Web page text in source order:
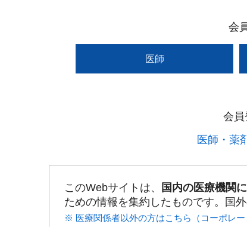
会
医師
会員
医師・薬
このWebサイトは、 国内の医療機関
ための情報を集約したものです。国
※ 医療関係者以外の方はこちら（コーポレー